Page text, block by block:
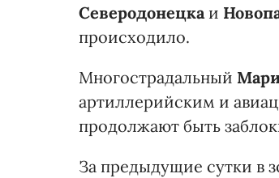
Северодонецкаи
происходило.
Многострадальный
артиллерийским и
продолжают быть
За предыдущие сутки в